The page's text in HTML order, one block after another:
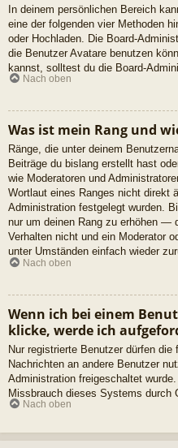
In deinem persönlichen Bereich
eine der folgenden vier Methoden
oder Hochladen. Die Board-
die Benutzer Avatare benutzen
kannst, solltest du die Board-
Nach oben
Was ist mein Rang und
Ränge, die unter deinem
Beiträge du bislang erstellt hast
wie Moderatoren und
Wortlaut eines Ranges nicht direkt
Administration festgelegt wurden.
nur um deinen Rang zu erhöhen —
Verhalten nicht und ein Moderator
unter Umständen einfach wieder
Nach oben
Wenn ich bei einem
klicke, werde ich
Nur registrierte Benutzer dürfen
Nachrichten an andere Benutzer
Administration freigeschaltet
Missbrauch dieses Systems durch
Nach oben